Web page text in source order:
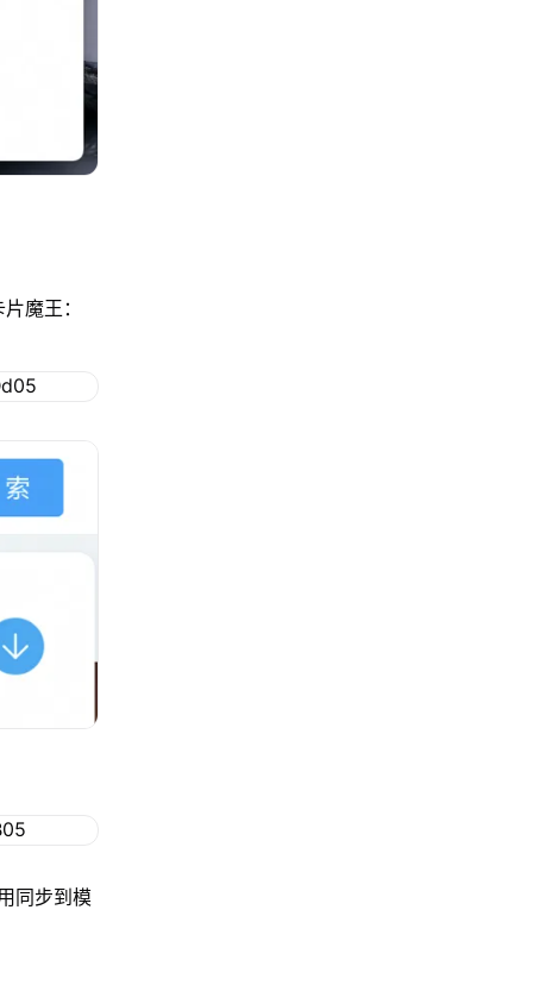
魔王：
同步到模